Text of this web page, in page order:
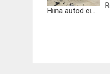
Hiina autod ei...